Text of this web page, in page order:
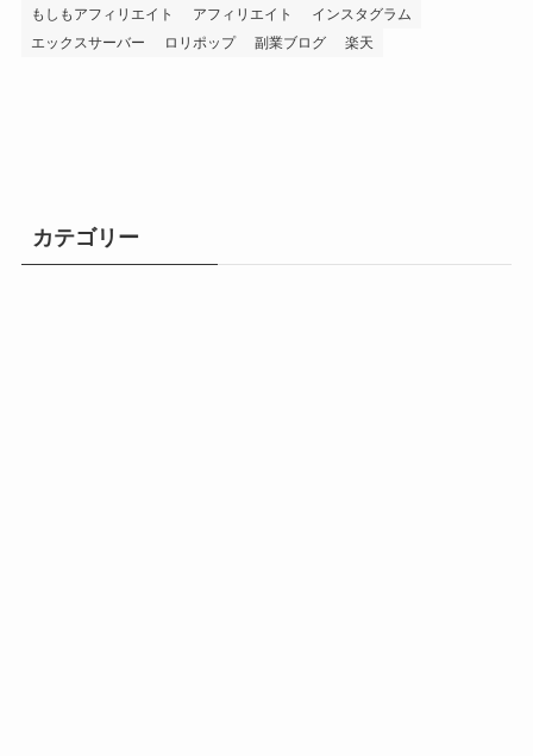
もしもアフィリエイト
アフィリエイト
インスタグラム
エックスサーバー
ロリポップ 副業ブログ 楽天
カテゴリー